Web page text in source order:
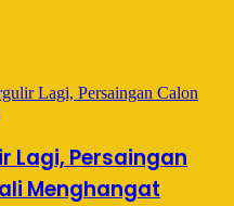
Lagi, Persaingan
Menghangat